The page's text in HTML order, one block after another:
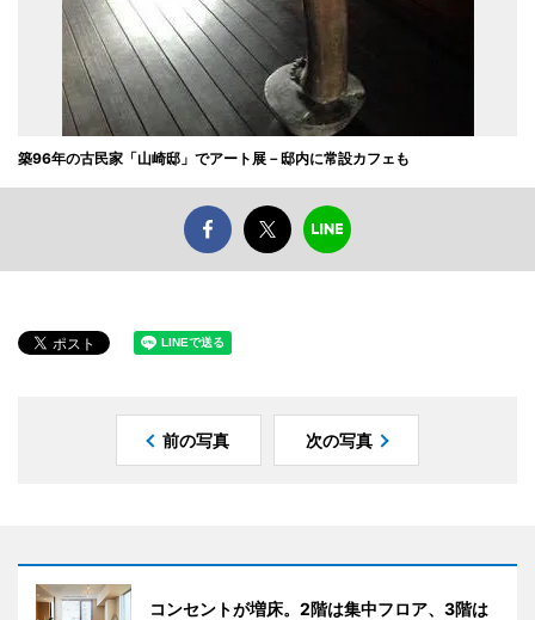
築96年の古民家「山崎邸」でアート展－邸内に常設カフェも
前の写真 次の写真
コンセントが増床。2階は集中フロア、3階は